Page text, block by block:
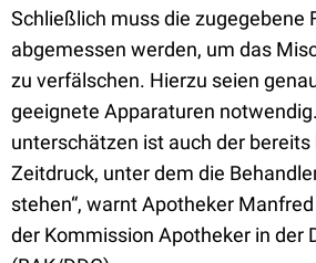
Schließlich muss die zugegebene
abgemessen werden, um das
zu verfälschen. Hierzu seien
geeignete Apparaturen
unterschätzen ist auch der
Zeitdruck, unter dem die
stehen“, warnt Apotheker
der Kommission Apotheker in der